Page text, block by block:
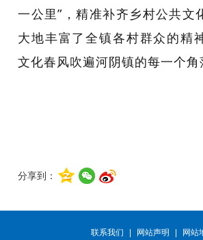
一公里”，精准补齐乡村公共文
大地丰富了全镇各村群众的精
文化春风吹遍河阴镇的每一个角
分享到：
联系我们 网站声明 网站